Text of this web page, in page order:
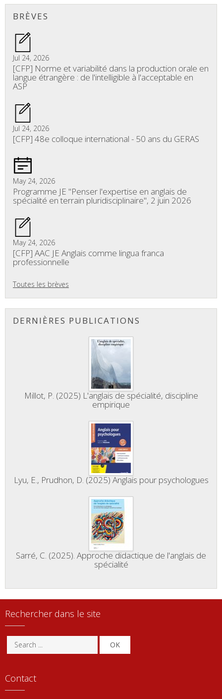
BRÈVES
Jul 24, 2026
[CFP] Norme et variabilité dans la production orale en
langue étrangère : de l'intelligible à l'acceptable en
ASP
Jul 24, 2026
[CFP] 48e colloque international - 50 ans du GERAS
May 24, 2026
Programme JE "Penser l'expertise en anglais de
spécialité en terrain pluridisciplinaire", 2 juin 2026
May 24, 2026
[CFP] AAC JE Anglais comme lingua franca
professionnelle
Toutes les brèves
DERNIÈRES PUBLICATIONS
Millot, P. (2025) L'anglais de spécialité, discipline
empirique
Lyu, E., Prudhon, D. (2025) Anglais pour psychologues
Sarré, C. (2025). Approche didactique de l'anglais de
spécialité
Rechercher dans le site
OK
Contact